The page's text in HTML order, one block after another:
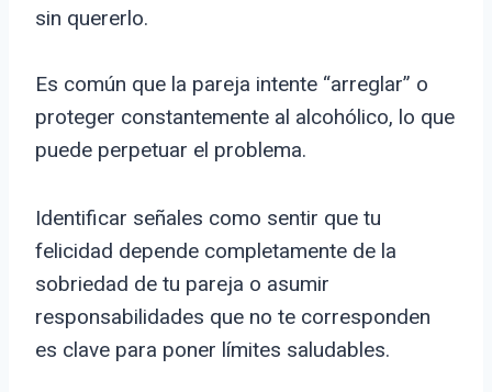
sin quererlo.
Es común que la pareja intente “arreglar” o
proteger constantemente al alcohólico, lo que
puede perpetuar el problema.
Identificar señales como sentir que tu
felicidad depende completamente de la
sobriedad de tu pareja o asumir
responsabilidades que no te corresponden
es clave para poner límites saludables.